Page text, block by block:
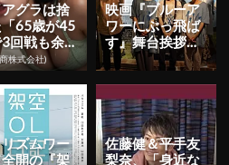
グラは捨
65歳が45
回戦も余
円で朝
好調！
株式会社)
映画『ブルーア
ワーにぶっ飛ば
す』舞台挨拶に
主演の夏帆が急
遽参加！「みん
なで一致団...
ズムワー
開の『架
佐藤健＆平手友
梨奈、「身近な